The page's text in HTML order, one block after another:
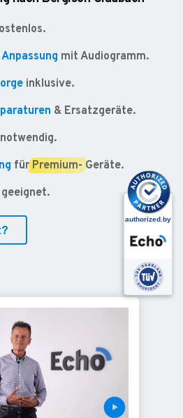
mit Audiogramm.
inklusive.
& Ersatzgeräte.
notwendig.
für Premium- Geräte.